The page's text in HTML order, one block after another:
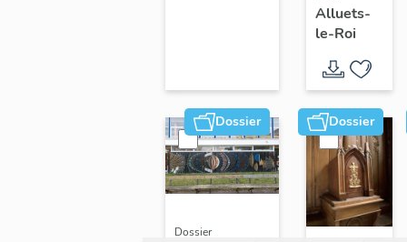
Nicolas
Alluets-
le-Roi
Dossier
Dossier
Dossier